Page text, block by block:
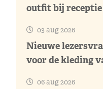
outfit bij
03 aug 2026
Nieuwe
voor de kleding
06 aug 2026